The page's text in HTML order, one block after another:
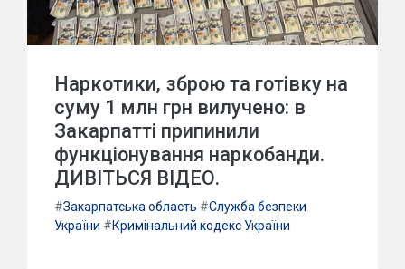
Наркотики, зброю та готівку на
суму 1 млн грн вилучено: в
Закарпатті припинили
функціонування наркобанди.
ДИВІТЬСЯ ВІДЕО.
#Закарпатська область #Служба безпеки
України #Кримінальний кодекс України